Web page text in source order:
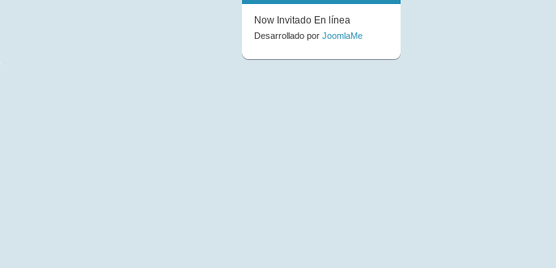
Now Invitado En línea
Desarrollado porJoomlaMe